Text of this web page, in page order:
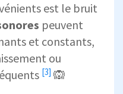
est le bruit
peuvent
et constants,
ou
[3] 🙉